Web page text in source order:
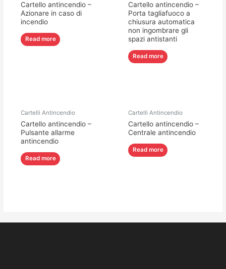
Cartello antincendio –
Azionare in caso di
incendio
Read more
Cartello antincendio –
Porta tagliafuoco a
chiusura automatica
non ingombrare gli
spazi antistanti
Read more
Cartelli Antincendio
Cartello antincendio –
Pulsante allarme
antincendio
Read more
Cartelli Antincendio
Cartello antincendio –
Centrale antincendio
Read more